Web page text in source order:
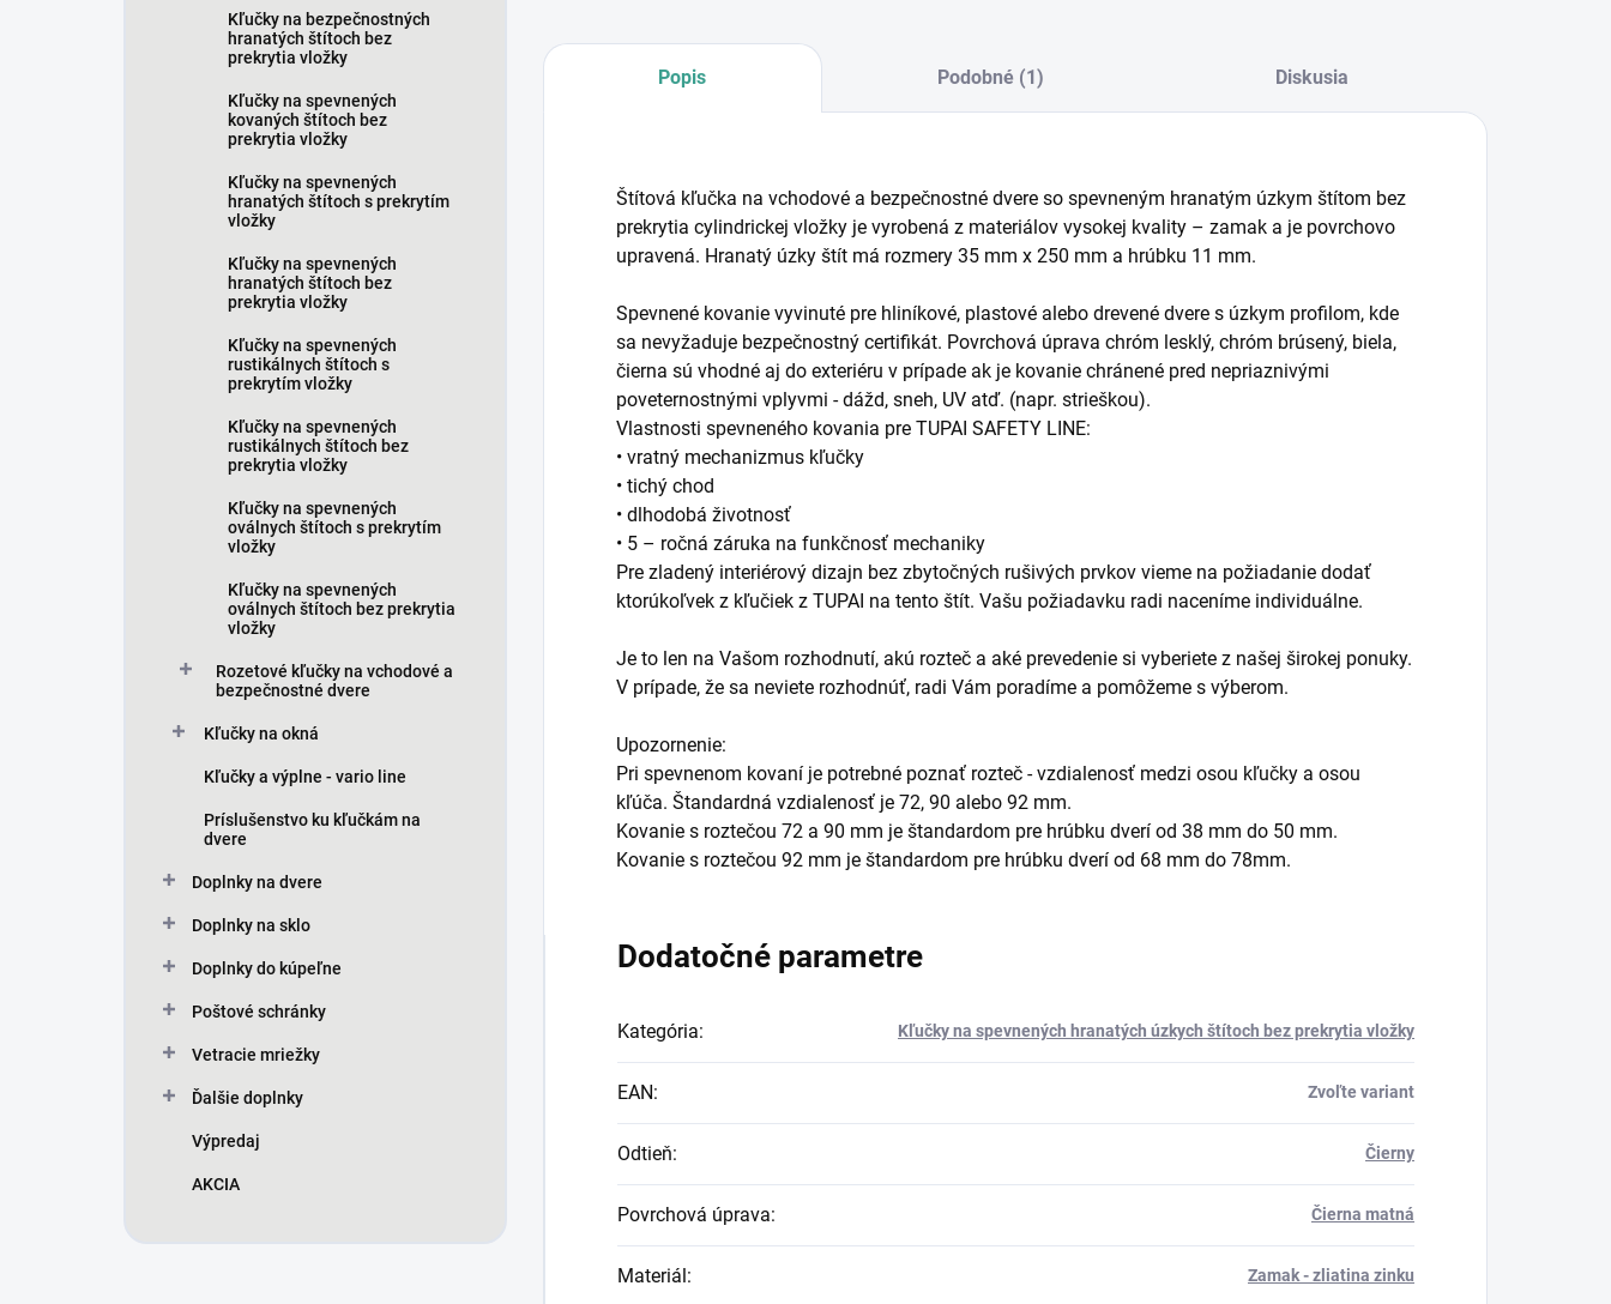
Kľučky na bezpečnostných
hranatých štítoch bez
prekrytia vložky
Kľučky na spevnených
kovaných štítoch bez
prekrytia vložky
Kľučky na spevnených
hranatých štítoch s prekrytím
vložky
Kľučky na spevnených
hranatých štítoch bez
prekrytia vložky
Kľučky na spevnených
rustikálnych štítoch s
prekrytím vložky
Kľučky na spevnených
rustikálnych štítoch bez
prekrytia vložky
Kľučky na spevnených
oválnych štítoch s prekrytím
vložky
Kľučky na spevnených
oválnych štítoch bez prekrytia
vložky
Rozetové kľučky na vchodové a
bezpečnostné dvere
Kľučky na okná
Kľučky a výplne - vario line
Príslušenstvo ku kľučkám na
dvere
Doplnky na dvere
Doplnky na sklo
Doplnky do kúpeľne
Poštové schránky
Vetracie mriežky
Ďalšie doplnky
Výpredaj
AKCIA
Popis Podobné (1) Diskusia
Štítová kľučka na vchodové a bezpečnostné dvere so spevneným hranatým úzkym štítom bez
prekrytia cylindrickej vložky je vyrobená z materiálov vysokej kvality – zamak a je povrchovo
upravená. Hranatý úzky štít má rozmery 35 mm x 250 mm a hrúbku 11 mm.
Spevnené kovanie vyvinuté pre hliníkové, plastové alebo drevené dvere s úzkym profilom, kde
sa nevyžaduje bezpečnostný certifikát. Povrchová úprava chróm lesklý, chróm brúsený, biela,
čierna sú vhodné aj do exteriéru v prípade ak je kovanie chránené pred nepriaznivými
poveternostnými vplyvmi - dážd, sneh, UV atď. (napr. strieškou).
Vlastnosti spevneného kovania pre TUPAI SAFETY LINE:
• vratný mechanizmus kľučky
• tichý chod
• dlhodobá životnosť
• 5 – ročná záruka na funkčnosť mechaniky
Pre zladený interiérový dizajn bez zbytočných rušivých prvkov vieme na požiadanie dodať
ktorúkoľvek z kľučiek z TUPAI na tento štít. Vašu požiadavku radi naceníme individuálne.
Je to len na Vašom rozhodnutí, akú rozteč a aké prevedenie si vyberiete z našej širokej ponuky.
V prípade, že sa neviete rozhodnúť, radi Vám poradíme a pomôžeme s výberom.
Upozornenie:
Pri spevnenom kovaní je potrebné poznať rozteč - vzdialenosť medzi osou kľučky a osou
kľúča. Štandardná vzdialenosť je 72, 90 alebo 92 mm.
Kovanie s roztečou 72 a 90 mm je štandardom pre hrúbku dverí od 38 mm do 50 mm.
Kovanie s roztečou 92 mm je štandardom pre hrúbku dverí od 68 mm do 78mm.
Dodatočné parametre
Kategória: Kľučky na spevnených hranatých úzkych štítoch bez prekrytia vložky
EAN: Zvoľte variant
Odtieň: Čierny
Povrchová úprava: Čierna matná
Materiál: Zamak - zliatina zinku